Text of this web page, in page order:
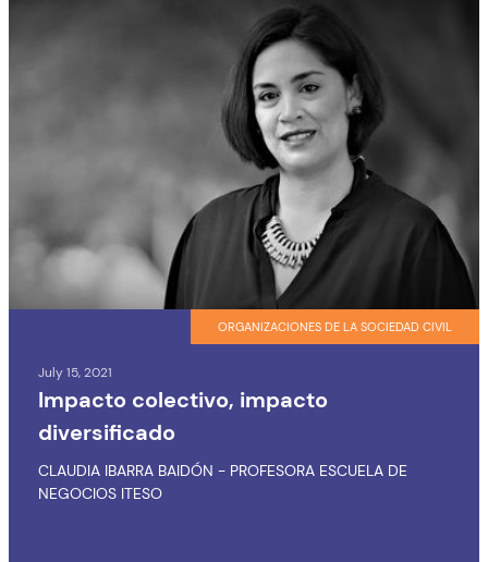
ORGANIZACIONES DE LA SOCIEDAD CIVIL
July 15, 2021
Impacto colectivo, impacto
diversificado
CLAUDIA IBARRA BAIDÓN - PROFESORA ESCUELA DE
NEGOCIOS ITESO